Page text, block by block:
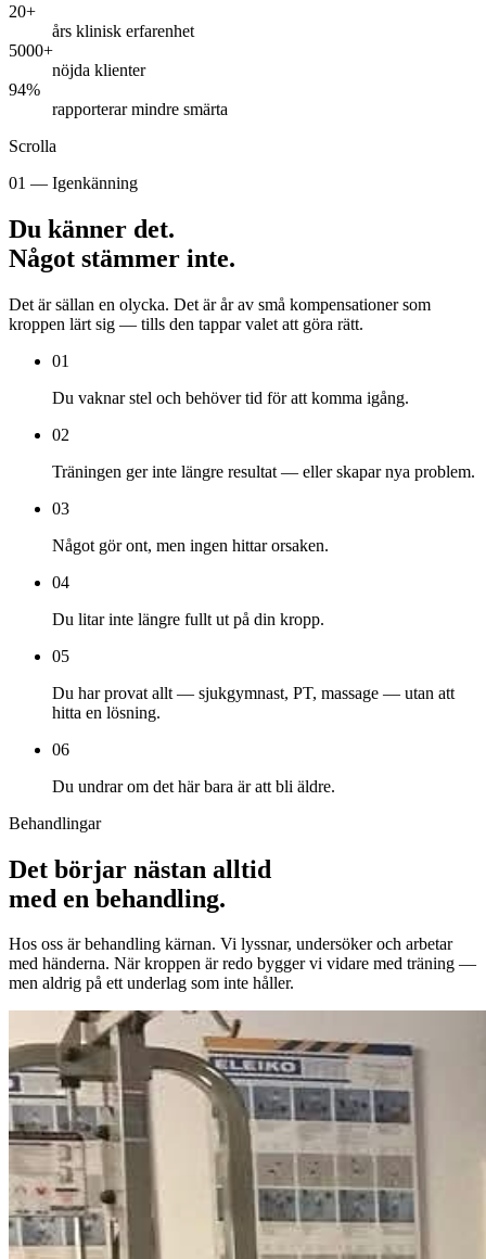
20+
års klinisk erfarenhet
5000+
nöjda klienter
94%
rapporterar mindre smärta
Scrolla
01 — Igenkänning
Du känner det.
Något stämmer inte.
Det är sällan en olycka. Det är år av små kompensationer som
kroppen lärt sig — tills den tappar valet att göra rätt.
01
Du vaknar stel och behöver tid för att komma igång.
02
Träningen ger inte längre resultat — eller skapar nya problem.
03
Något gör ont, men ingen hittar orsaken.
04
Du litar inte längre fullt ut på din kropp.
05
Du har provat allt — sjukgymnast, PT, massage — utan att
hitta en lösning.
06
Du undrar om det här bara är att bli äldre.
Behandlingar
Det börjar nästan alltid
med en behandling.
Hos oss är behandling kärnan. Vi lyssnar, undersöker och arbetar
med händerna. När kroppen är redo bygger vi vidare med träning —
men aldrig på ett underlag som inte håller.